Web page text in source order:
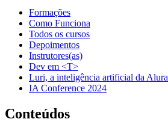
Formações
Como Funciona
Todos os cursos
Depoimentos
Instrutores(as)
Dev em <T>
Luri, a inteligência artificial da Alura
IA Conference 2024
Conteúdos